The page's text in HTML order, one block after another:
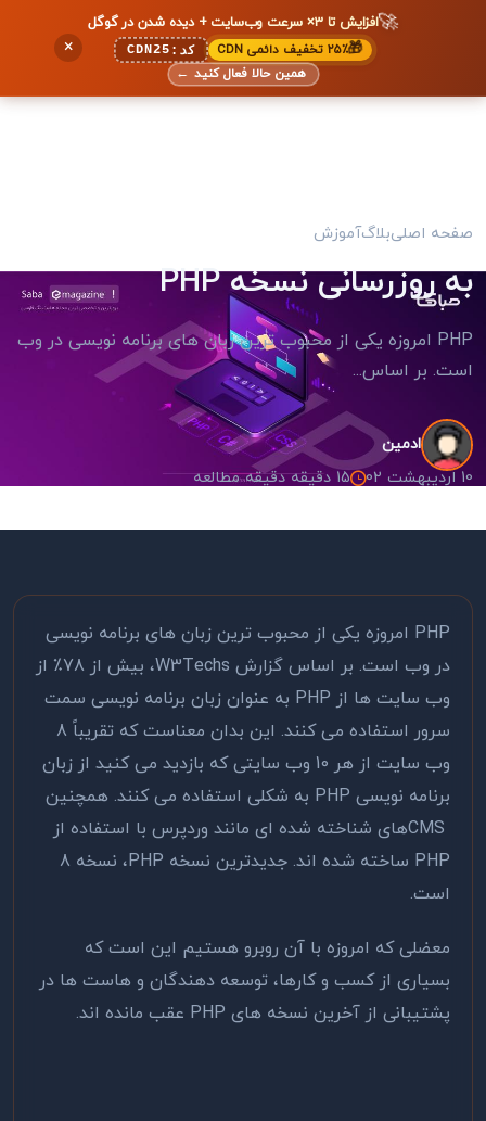
🚀افزایش تا ۳× سرعت وب‌سایت + دیده شدن در گوگل
🎁۲۵٪ تخفیف دائمی CDN کد: CDN25
همین حالا فعال کنید ←
×
صفحه اصلیبلاگآموزش
به روزرسانی نسخه PHP
PHP امروزه یکی از محبوب ترین زبان های برنامه نویسی در وب
است. بر اساس...
ادمین
10 اردیبهشت 02 15 دقیقه دقیقه مطالعه
PHP امروزه یکی از محبوب ترین زبان های برنامه نویسی
در وب است. بر اساس گزارش W3Techs، بیش از 78٪ از
وب سایت ها از PHP به عنوان زبان برنامه نویسی سمت
سرور استفاده می کنند. این بدان معناست که تقریباً 8
وب سایت از هر 10 وب سایتی که بازدید می کنید از زبان
برنامه نویسی PHP به شکلی استفاده می کنند. همچنین
CMSهای شناخته شده ای مانند وردپرس با استفاده از
PHP ساخته شده اند. جدیدترین نسخه PHP، نسخه 8
است.
معضلی که امروزه با آن روبرو هستیم این است که
بسیاری از کسب و کارها، توسعه دهندگان و هاست ها در
پشتیبانی از آخرین نسخه های PHP عقب مانده اند.